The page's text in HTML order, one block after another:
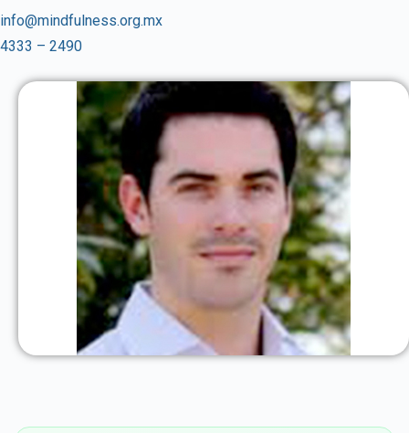
info@mindfulness.org.mx
4333 – 2490